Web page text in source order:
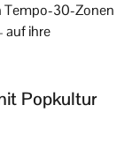
Tempo-30-Zonen
auf ihre
Popkultur